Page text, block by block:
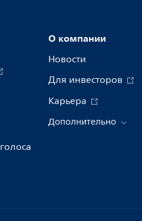
О компании
Новости
Для инвесторов
Карьера
Дополнительно